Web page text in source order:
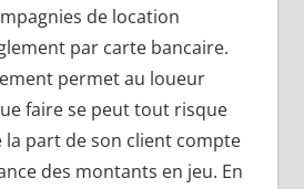
de location
par carte bancaire.
permet au loueur
faire se peut tout risque
la part de son client compte
des montants en jeu. En